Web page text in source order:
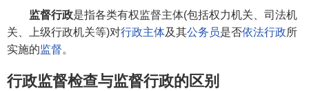
监督行政是指各类有权监督主体(包括权力机关、司法机
关、上级行政机关等)对行政主体及其公务员是否依法行政所
实施的监督。
行政监督检查与监督行政的区别